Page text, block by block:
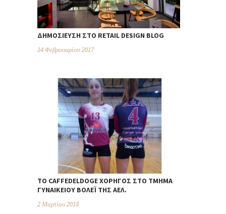
ΔΗΜΟΣΊΕΥΣΗ ΣΤΟ RETAIL DESIGN BLOG
14 Φεβρουαρίου 2017
TO CAFFEDELDOGE ΧΟΡΗΓΌΣ ΣΤΟ ΤΜΉΜΑ
ΓΥΝΑΙΚΕΊΟΥ ΒΌΛΕΪ ΤΗΣ ΑΕΛ.
2 Μαρτίου 2018